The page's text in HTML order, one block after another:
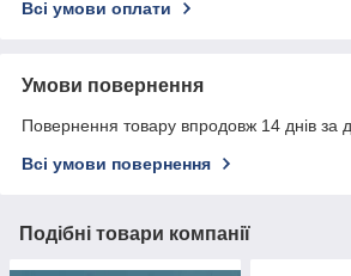
Всі умови оплати
Умови повернення
Повернення товару впродовж 14 днів за
Всі умови повернення
Подібні товари компанії